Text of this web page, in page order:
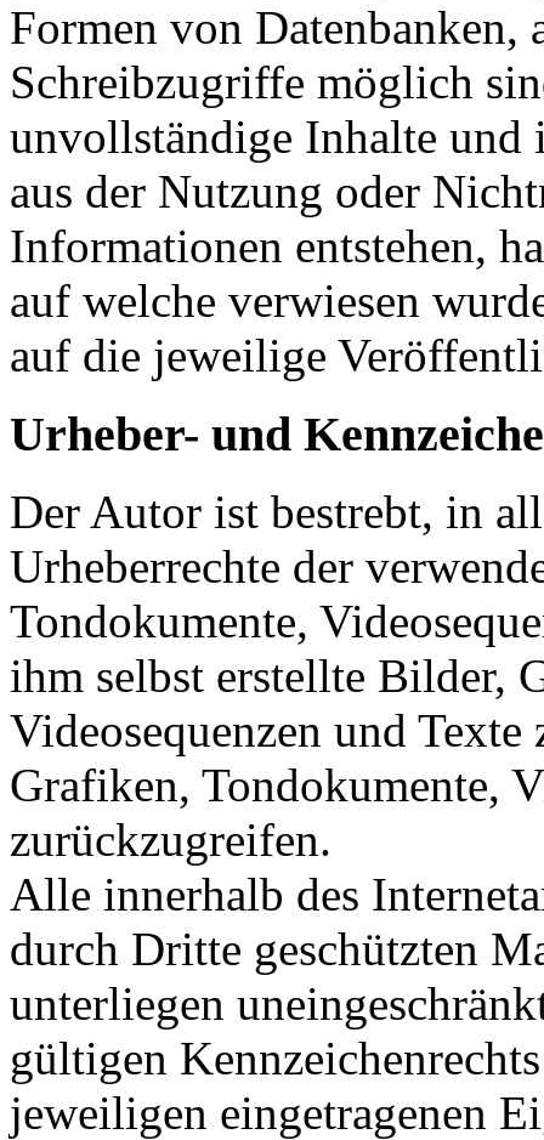
Formen von Datenbanken,
Schreibzugriffe möglich
unvollständige Inhalte und
aus der Nutzung oder
Informationen entstehen,
auf welche verwiesen
auf die jeweilige
Urheber- und
Der Autor ist bestrebt, in
Urheberrechte der
Tondokumente,
ihm selbst erstellte Bilder,
Videosequenzen und
Grafiken, Tondokumente,
zurückzugreifen.
Alle innerhalb des
durch Dritte geschützten
unterliegen
gültigen
jeweiligen eingetragenen